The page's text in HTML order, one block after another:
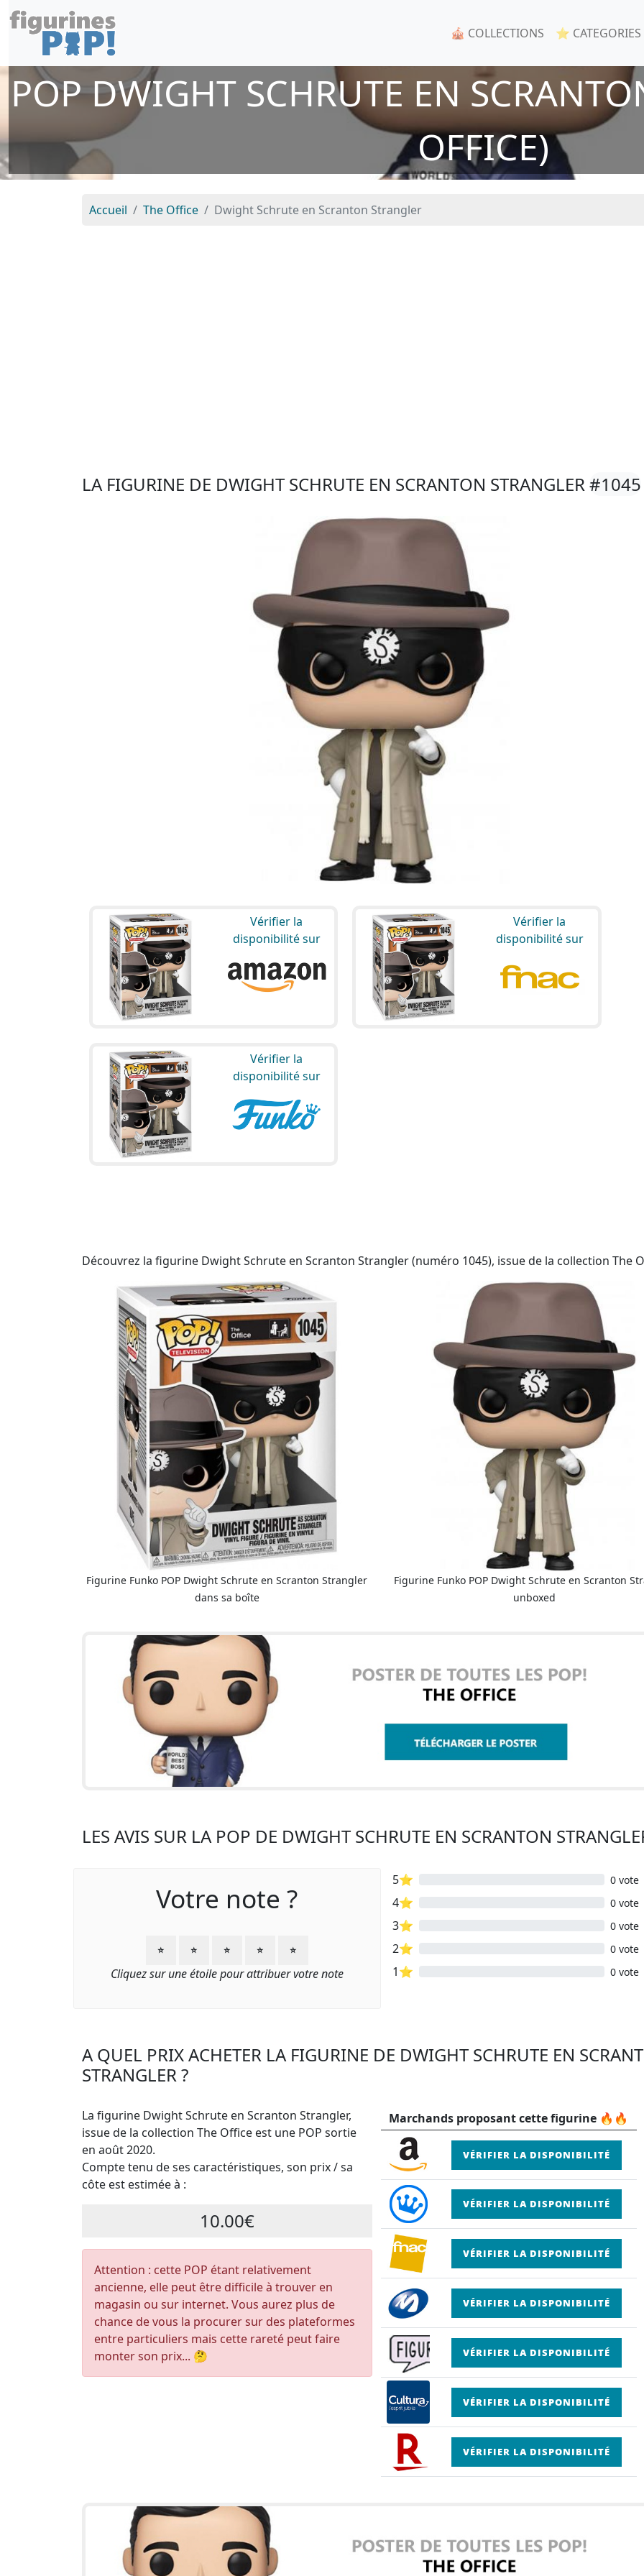
🎪 COLLECTIONS ⭐ CATEGORIES
POP DWIGHT SCHRUTE EN
OFFICE)
Accueil The Office Dwight Schrute en Scranton Strangler
LA FIGURINE DE DWIGHT SCHRUTE EN SCRANTON STRANGLER#1045
Vérifier la
disponibilité sur
Vérifier la
disponibilité sur
Vérifier la
disponibilité sur
Découvrez la figurine Dwight Schrute en Scranton Strangler (numéro 1045), issue de la collection The
Figurine Funko POP Dwight Schrute en Scranton Strangler
dans sa boîte
Figurine Funko POP Dwight Schrute en Scranton
unboxed
LES AVIS SUR LA POP DE DWIGHT SCHRUTE EN SCRANTON
Votre note ?
⭐ ⭐ ⭐ ⭐ ⭐
Cliquez sur une étoile pour attribuer votre note
5⭐ 0 vote
4⭐ 0 vote
3⭐ 0 vote
2⭐ 0 vote
1⭐ 0 vote
A QUEL PRIX ACHETER LA FIGURINE DE DWIGHT SCHRUTE EN
STRANGLER ?
La figurine Dwight Schrute en Scranton Strangler,
issue de la collection The Office est une POP sortie
en août 2020.
Compte tenu de ses caractéristiques, son prix / sa
côte est estimée à :
10.00€
Attention : cette POP étant relativement
ancienne, elle peut être difficile à trouver en
magasin ou sur internet. Vous aurez plus de
chance de vous la procurer sur des plateformes
entre particuliers mais cette rareté peut faire
monter son prix... 🤔
Marchands proposant cette figurine 🔥🔥
VÉRIFIER LA DISPONIBILITÉ
VÉRIFIER LA DISPONIBILITÉ
VÉRIFIER LA DISPONIBILITÉ
VÉRIFIER LA DISPONIBILITÉ
VÉRIFIER LA DISPONIBILITÉ
VÉRIFIER LA DISPONIBILITÉ
VÉRIFIER LA DISPONIBILITÉ